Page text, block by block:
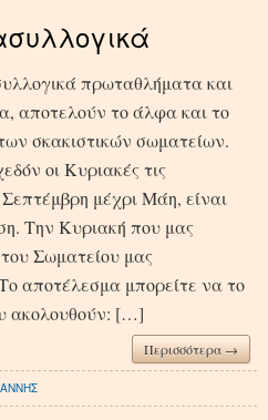
πρωταθλήματα και
αποτελούν το άλφα και το
σκακιστικών σωματείων.
οι Κυριακές τις
μέχρι Μάη, είναι
Την Κυριακή που μας
Σωματείου μας
αποτέλεσμα μπορείτε να το
ακολουθούν: […]
Περισσότερα →